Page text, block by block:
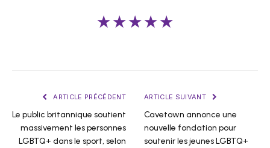
★★★★★
ARTICLE PRÉCÉDENT
Le public britannique soutient
massivement les personnes
LGBTQ+ dans le sport, selon
ARTICLE SUIVANT
Cavetown annonce une
nouvelle fondation pour
soutenir les jeunes LGBTQ+